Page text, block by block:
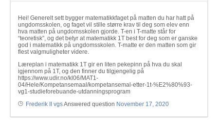
Hei! Generelt sett bygger matematikkfaget på matten du har hatt på
ungdomsskolen, og faget vil stille større krav til deg som elev enn
hva matten på ungdomsskolen gjorde. T-en i T-matte står for
“teoretisk”, og det betyr at matematikk 1T best for deg som er ganske
god i matematikk på ungdomsskolen. T-matte er den matten som gir
flest valgmuligheter videre.
Læreplan i matematikk 1T gir en liten pekepinn på hva du skal
igjennom på 1T, og den finner du tilgjengelig på
https://www.udir.no/kl06/MAT1-
04/Hele/Kompetansemaal/kompetansemal-etter-1t-%E2%80%93-
vg1-studieforebuande-utdanningsprogram
Frederik II vgsAnswered question November 17, 2020